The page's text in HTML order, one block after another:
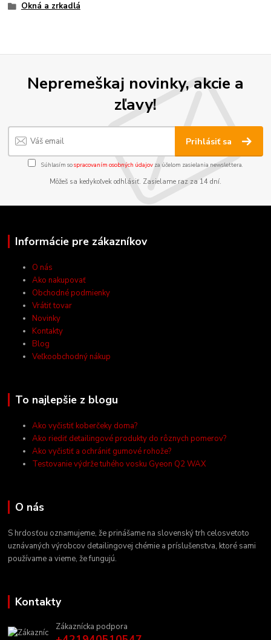
Okná a zrkadlá
Nepremeškaj novinky, akcie a
zľavy!
Prihlásiť sa
Súhlasím sospracovaním osobných údajov za účelom zasielania newslettera.
Môžeš sa kedykoľvek odhlásiť. Zasielame raz za 14 dní.
Informácie pre zákazníkov
O nás
Ako nakupovať
Obchodné podmienky
Vrátiť tovar
Novinky
Kontakty
Blog
Veľkoobchodný nákup
To najlepšie z blogu
Ako vyčistiť koberčeky doma?
Ako riediť detailingové produkty do rôznych pomerov?
Ako vyčistiť a ochrániť gumové rohože?
Testovanie výdrže tuhého vosku Gyeon Q2 WAX
O nás
S hrdosťou oznamujeme, že prinášame na slovenský trh celosvetoto
uznávaných výrobcov detailingovej chémie a príslušenstva, ktoré sami
používame a vieme, že fungujú.
Kontakty
Zákaznícka podpora